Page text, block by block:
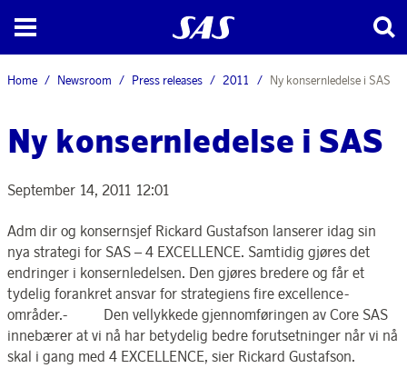
Home Newsroom Press releases 2011 Ny konsernledelse i SAS
Ny konsernledelse i SAS
September 14, 2011 12:01
Adm dir og konsernsjef Rickard Gustafson lanserer idag sin
nya strategi for SAS – 4 EXCELLENCE. Samtidig gjøres det
endringer i konsernledelsen. Den gjøres bredere og får et
tydelig forankret ansvar for strategiens fire excellence-
områder.- Den vellykkede gjennomføringen av Core SAS
innebærer at vi nå har betydelig bedre forutsetninger når vi nå
skal i gang med 4 EXCELLENCE, sier Rickard Gustafson.